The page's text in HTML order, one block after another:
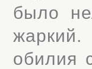
было
обилия